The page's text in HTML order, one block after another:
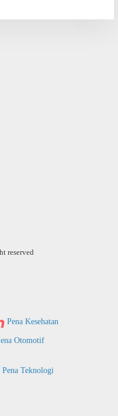
reserved
Pena Kesehatan
Otomotif
Pena Teknologi